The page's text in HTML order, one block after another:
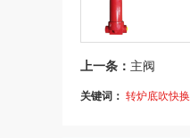
上一条： 主阀
关键词： 转炉底吹快换